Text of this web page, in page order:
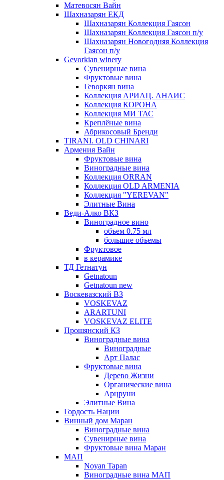
Матевосян Вайн
Шахназарян ЕКД
Шахназарян Коллекция Гаясон
Шахназарян Коллекция Гаясон п/у
Шахназарян Новогодняя Коллекция
Гаясон п/у
Gevorkian winery
Сувенирные вина
Фруктовые вина
Геворкян вина
Коллекция АРИАЦ. АНАИС
Коллекция КОРОНА
Коллекция МИ ТАС
Креплёные вина
Абрикосовый Бренди
TIRANI. OLD CHINARI
Армения Вайн
Фруктовые вина
Виноградные вина
Коллекция ORRAN
Коллекция OLD ARMENIA
Коллекция "YEREVAN"
Элитные Вина
Веди-Алко ВКЗ
Виноградное вино
объем 0.75 мл
большие объемы
Фруктовое
в керамике
ТД Гетнатун
Getnatoun
Getnatoun new
Воскевазский ВЗ
VOSKEVAZ
ARARTUNI
VOSKEVAZ ELITE
Прошянский КЗ
Виноградные вина
Виноградные
Арт Палас
Фруктовые вина
Дерево Жизни
Органические вина
Арцруни
Элитные Вина
Гордость Нации
Винный дом Маран
Виноградные вина
Сувенирные вина
Фруктовые вина Маран
МАП
Noyan Tapan
Виноградные вина МАП